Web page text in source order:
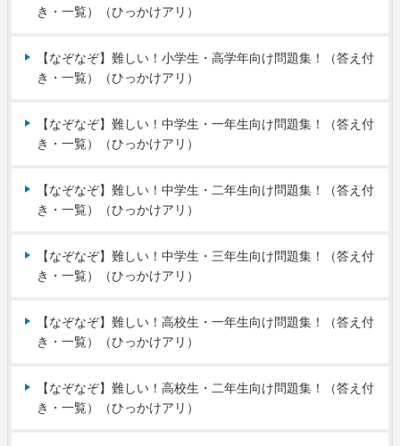
き・一覧）（ひっかけアリ）
【なぞなぞ】難しい！小学生・高学年向け問題集！（答え付
き・一覧）（ひっかけアリ）
【なぞなぞ】難しい！中学生・一年生向け問題集！（答え付
き・一覧）（ひっかけアリ）
【なぞなぞ】難しい！中学生・二年生向け問題集！（答え付
き・一覧）（ひっかけアリ）
【なぞなぞ】難しい！中学生・三年生向け問題集！（答え付
き・一覧）（ひっかけアリ）
【なぞなぞ】難しい！高校生・一年生向け問題集！（答え付
き・一覧）（ひっかけアリ）
【なぞなぞ】難しい！高校生・二年生向け問題集！（答え付
き・一覧）（ひっかけアリ）